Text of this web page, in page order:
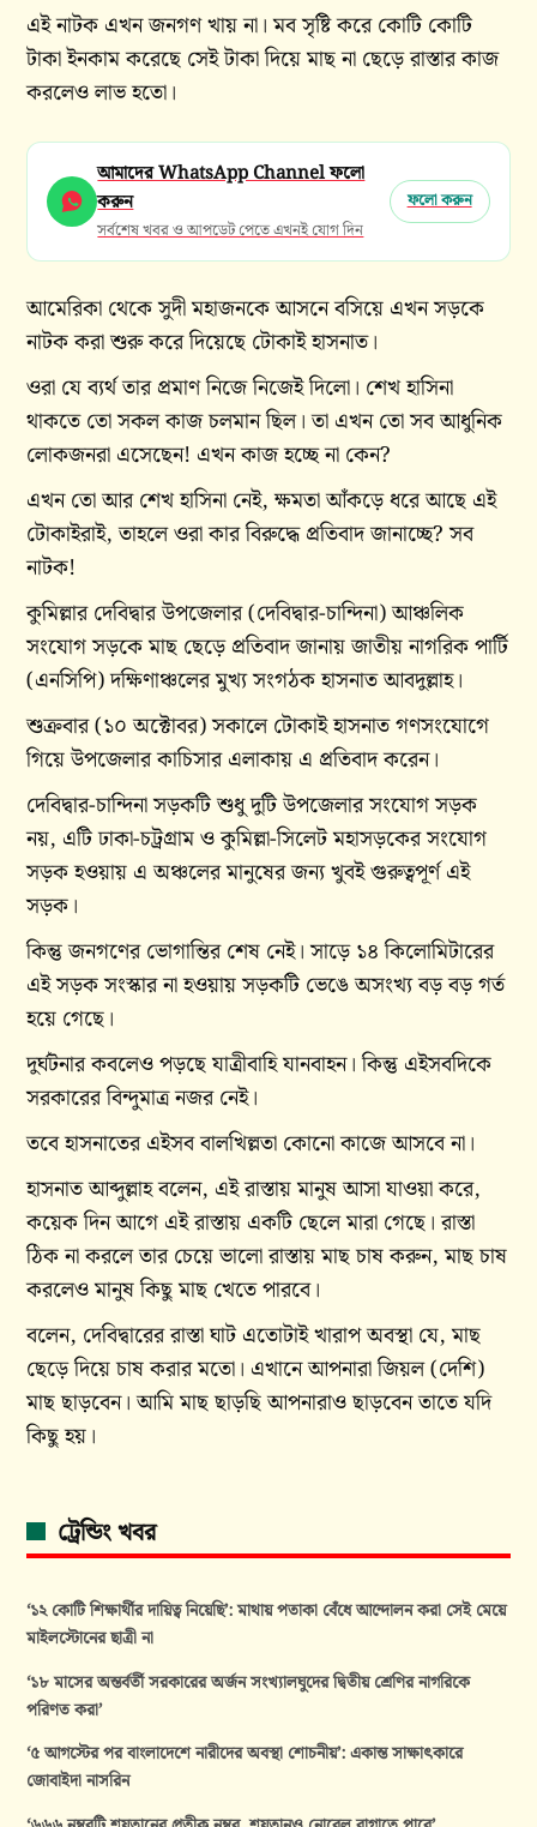
এই নাটক এখন জনগণ খায় না। মব সৃষ্টি করে কোটি কোটি
টাকা ইনকাম করেছে সেই টাকা দিয়ে মাছ না ছেড়ে রাস্তার কাজ
করলেও লাভ হতো।
আমাদের WhatsApp Channel ফলো
করুন
সর্বশেষ খবর ও আপডেট পেতে এখনই যোগ দিন
ফলো করুন
আমেরিকা থেকে সুদী মহাজনকে আসনে বসিয়ে এখন সড়কে
নাটক করা শুরু করে দিয়েছে টোকাই হাসনাত।
ওরা যে ব্যর্থ তার প্রমাণ নিজে নিজেই দিলো। শেখ হাসিনা
থাকতে তো সকল কাজ চলমান ছিল। তা এখন তো সব আধুনিক
লোকজনরা এসেছেন! এখন কাজ হচ্ছে না কেন?
এখন তো আর শেখ হাসিনা নেই, ক্ষমতা আঁকড়ে ধরে আছে এই
টোকাইরাই, তাহলে ওরা কার বিরুদ্ধে প্রতিবাদ জানাচ্ছে? সব
নাটক!
কুমিল্লার দেবিদ্বার উপজেলার (দেবিদ্বার-চান্দিনা) আঞ্চলিক
সংযোগ সড়কে মাছ ছেড়ে প্রতিবাদ জানায় জাতীয় নাগরিক পার্টি
(এনসিপি) দক্ষিণাঞ্চলের মুখ্য সংগঠক হাসনাত আবদুল্লাহ।
শুক্রবার (১০ অক্টোবর) সকালে টোকাই হাসনাত গণসংযোগে
গিয়ে উপজেলার কাচিসার এলাকায় এ প্রতিবাদ করেন।
দেবিদ্বার-চান্দিনা সড়কটি শুধু দুটি উপজেলার সংযোগ সড়ক
নয়, এটি ঢাকা-চট্রগ্রাম ও কুমিল্লা-সিলেট মহাসড়কের সংযোগ
সড়ক হওয়ায় এ অঞ্চলের মানুষের জন্য খুবই গুরুত্বপূর্ণ এই
সড়ক।
কিন্তু জনগণের ভোগান্তির শেষ নেই। সাড়ে ১৪ কিলোমিটারের
এই সড়ক সংস্কার না হওয়ায় সড়কটি ভেঙে অসংখ্য বড় বড় গর্ত
হয়ে গেছে।
দুর্ঘটনার কবলেও পড়ছে যাত্রীবাহি যানবাহন। কিন্তু এইসবদিকে
সরকারের বিন্দুমাত্র নজর নেই।
তবে হাসনাতের এইসব বালখিল্লতা কোনো কাজে আসবে না।
হাসনাত আব্দুল্লাহ বলেন, এই রাস্তায় মানুষ আসা যাওয়া করে,
কয়েক দিন আগে এই রাস্তায় একটি ছেলে মারা গেছে। রাস্তা
ঠিক না করলে তার চেয়ে ভালো রাস্তায় মাছ চাষ করুন, মাছ চাষ
করলেও মানুষ কিছু মাছ খেতে পারবে।
বলেন, দেবিদ্বারের রাস্তা ঘাট এতোটাই খারাপ অবস্থা যে, মাছ
ছেড়ে দিয়ে চাষ করার মতো। এখানে আপনারা জিয়ল (দেশি)
মাছ ছাড়বেন। আমি মাছ ছাড়ছি আপনারাও ছাড়বেন তাতে যদি
কিছু হয়।
ট্রেন্ডিং খবর
‘১২ কোটি শিক্ষার্থীর দায়িত্ব নিয়েছি’: মাথায় পতাকা বেঁধে আন্দোলন করা সেই মেয়ে
মাইলস্টোনের ছাত্রী না
‘১৮ মাসের অন্তর্বর্তী সরকারের অর্জন সংখ্যালঘুদের দ্বিতীয় শ্রেণির নাগরিকে
পরিণত করা’
‘৫ আগস্টের পর বাংলাদেশে নারীদের অবস্থা শোচনীয়’: একান্ত সাক্ষাৎকারে
জোবাইদা নাসরিন